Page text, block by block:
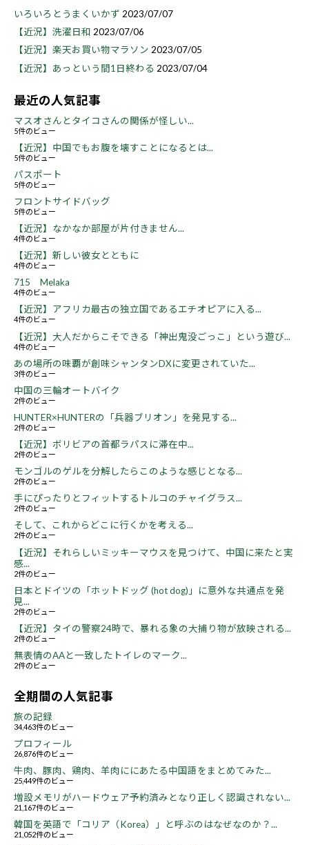
いろいろとうまくいかず 2023/07/07
【近況】洗濯日和 2023/07/06
【近況】楽天お買い物マラソン 2023/07/05
【近況】あっという間1日終わる 2023/07/04
最近の人気記事
マスオさんとタイコさんの関係が怪しい...
5件のビュー
【近況】中国でもお腹を壊すことになるとは...
5件のビュー
パスポート
5件のビュー
フロントサイドバッグ
5件のビュー
【近況】なかなか部屋が片付きません...
4件のビュー
【近況】新しい彼女とともに
4件のビュー
715 Melaka
4件のビュー
【近況】アフリカ最古の独立国であるエチオピアに入る...
4件のビュー
【近況】大人だからこそできる「神出鬼没ごっこ」という遊び...
4件のビュー
あの場所の味覇が創味シャンタンDXに変更されていた...
3件のビュー
中国の三輪オートバイク
2件のビュー
HUNTER×HUNTERの「兵器ブリオン」を発見する...
2件のビュー
【近況】ボリビアの首都ラパスに滞在中...
2件のビュー
モンゴルのゲルを分解したらこのような感じとなる...
2件のビュー
手にぴったりとフィットするトルコのチャイグラス...
2件のビュー
そして、これからどこに行くかを考える...
2件のビュー
【近況】それらしいミッキーマウスを見つけて、中国に来たと実
感...
2件のビュー
日本とドイツの「ホットドッグ (hot dog)」に意外な共通点を発
見...
2件のビュー
【近況】タイの警察24時で、暴れる象の大捕り物が放映される...
2件のビュー
無表情のAAと一致したトイレのマーク...
2件のビュー
全期間の人気記事
旅の記録
34,463件のビュー
プロフィール
26,876件のビュー
牛肉、豚肉、鶏肉、羊肉ににあたる中国語をまとめてみた...
25,449件のビュー
増設メモリがハードウェア予約済みとなり正しく認識されない...
21,167件のビュー
韓国を英語で「コリア（Korea）」と呼ぶのはなぜなのか？...
21,052件のビュー